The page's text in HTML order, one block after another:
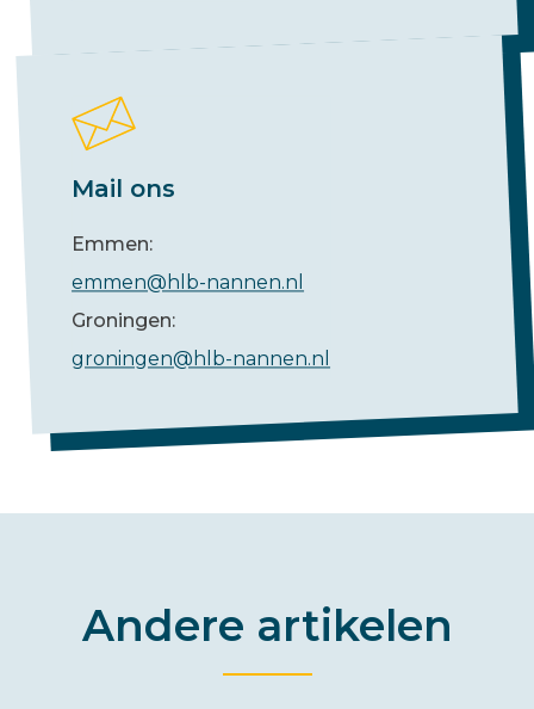
Mail ons
Emmen:
emmen@hlb-nannen.nl
Groningen:
groningen@hlb-nannen.nl
Andere artikelen